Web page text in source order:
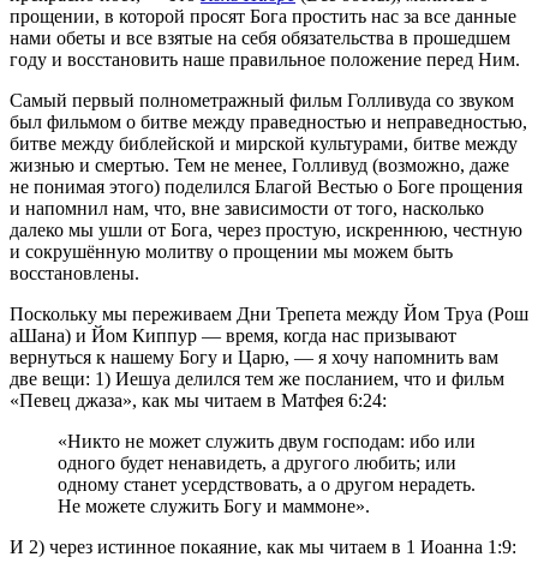
прощении, в которой просят Бога простить нас за все данные
нами обеты и все взятые на себя обязательства в прошедшем
году и восстановить наше правильное положение перед Ним.
Самый первый полнометражный фильм Голливуда со звуком
был фильмом о битве между праведностью и неправедностью,
битве между библейской и мирской культурами, битве между
жизнью и смертью. Тем не менее, Голливуд (возможно, даже
не понимая этого) поделился Благой Вестью о Боге прощения
и напомнил нам, что, вне зависимости от того, насколько
далеко мы ушли от Бога, через простую, искреннюю, честную
и сокрушённую молитву о прощении мы можем быть
восстановлены.
Поскольку мы переживаем Дни Трепета между Йом Труа (Рош
аШана) и Йом Киппур — время, когда нас призывают
вернуться к нашему Богу и Царю, — я хочу напомнить вам
две вещи: 1) Иешуа делился тем же посланием, что и фильм
«Певец джаза», как мы читаем в Матфея 6:24:
«Никто не может служить двум господам: ибо или
одного будет ненавидеть, а другого любить; или
одному станет усердствовать, а о другом нерадеть.
Не можете служить Богу и маммоне».
И 2) через истинное покаяние, как мы читаем в 1 Иоанна 1:9: